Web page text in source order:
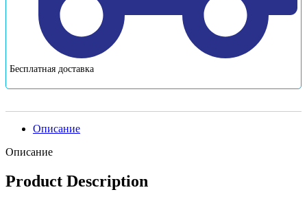
Бесплатная доставка
Описание
Описание
Product Description